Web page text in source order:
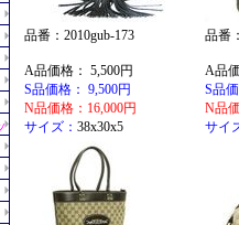
品番：2010gub-173
A品価格： 5,500円
S品価格： 9,500円
N品価格：16,000円
サイズ： 38x30x5
品番
A品
S品
N品
サイ